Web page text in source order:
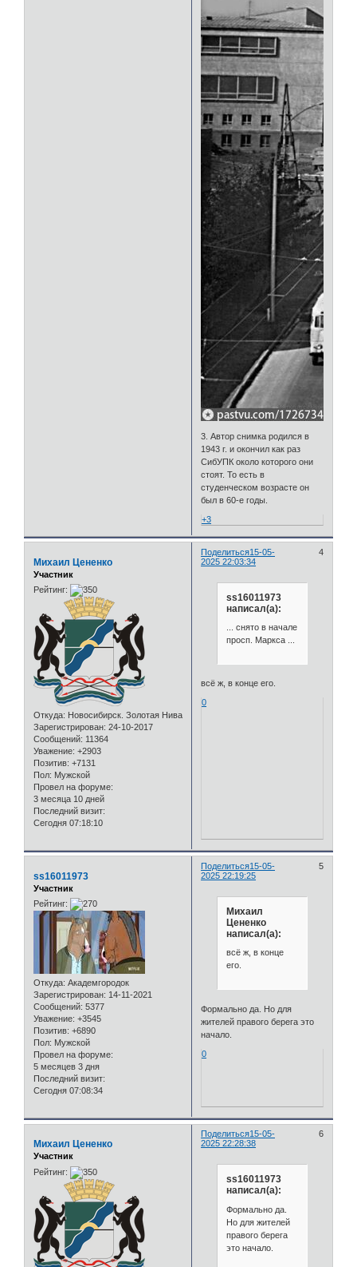
3. Автор снимка родился в
1943 г. и окончил как раз
СибУПК около которого они
стоят. То есть в
студенческом возрасте он
был в 60-е годы.
+3
Поделиться 4
15-05-
2025 22:03:34
Михаил Цененко
Участник
Рейтинг:
Откуда: Новосибирск. Золотая Нива
Зарегистрирован: 24-10-2017
Сообщений: 11364
Уважение: +2903
Позитив: +7131
Пол: Мужской
Провел на форуме:
3 месяца 10 дней
Последний визит:
Сегодня 07:18:10
ss16011973
написал(а):
... снято в начале
просп. Маркса ...
всё ж, в конце его.
0
Поделиться 5
15-05-
2025 22:19:25
ss16011973
Участник
Рейтинг:
Откуда: Академгородок
Зарегистрирован: 14-11-2021
Сообщений: 5377
Уважение: +3545
Позитив: +6890
Пол: Мужской
Провел на форуме:
5 месяцев 3 дня
Последний визит:
Сегодня 07:08:34
Михаил
Цененко
написал(а):
всё ж, в конце
его.
Формально да. Но для
жителей правого берега это
начало.
0
Поделиться 6
15-05-
2025 22:28:38
Михаил Цененко
Участник
Рейтинг:
ss16011973
написал(а):
Формально да.
Но для жителей
правого берега
это начало.